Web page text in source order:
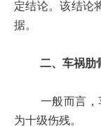
定结论。该结论
据。
二、车祸肋
一般而言，车
为十级伤残。